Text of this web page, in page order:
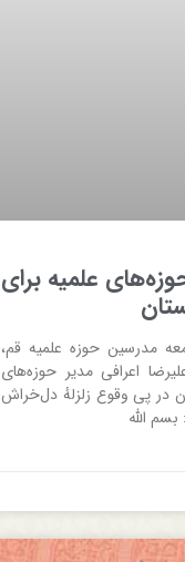
علمیه برای
مدرسین حوزه علمیه قم،
اعرافی مدیر حوزه‌های
در پی وقوع زلزلهٔ دل‌خراش
الله